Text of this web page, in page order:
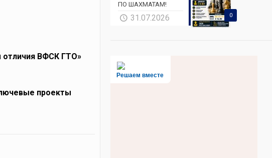
отличия ВФСК ГТО»
проекты
0
ПО ШАХМАТАМ!
31.07.2026
Решаем вместе